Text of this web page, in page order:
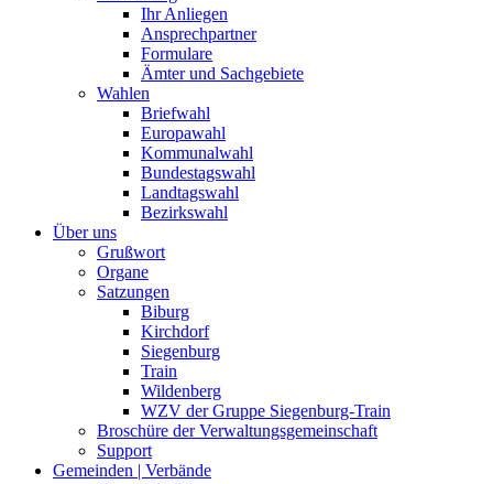
Ihr Anliegen
Ansprechpartner
Formulare
Ämter und Sachgebiete
Wahlen
Briefwahl
Europawahl
Kommunalwahl
Bundestagswahl
Landtagswahl
Bezirkswahl
Über uns
Grußwort
Organe
Satzungen
Biburg
Kirchdorf
Siegenburg
Train
Wildenberg
WZV der Gruppe Siegenburg-Train
Broschüre der Verwaltungsgemeinschaft
Support
Gemeinden | Verbände